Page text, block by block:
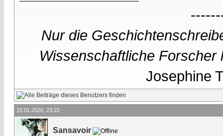
Nur die
Wissenschaftliche
Josephine
15.01.2020, 23:22
Sansavoir